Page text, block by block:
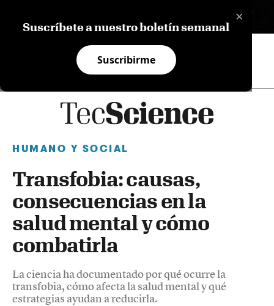
×
Suscríbete a nuestro boletín semanal
Suscribirme
HUMANO Y SOCIAL
Transfobia: causas,
consecuencias en la
salud mental y cómo
combatirla
La ciencia ha documentado por qué ocurre la
transfobia, cómo afecta la salud mental y qué
estrategias ayudan a reducirla.